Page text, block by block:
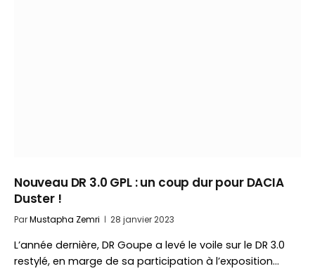
Nouveau DR 3.0 GPL : un coup dur pour DACIA
Duster !
ParMustapha Zemri 28 janvier 2023
L’année dernière, DR Goupe a levé le voile sur le DR 3.0
restylé, en marge de sa participation à l’exposition…